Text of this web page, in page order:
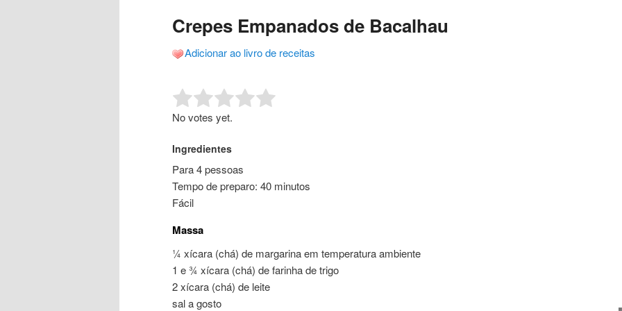
conteúdo
conteúdo
Crepes Empanados de Bacalhau
Adicionar ao livro de receitas
Rate this item:
No votes yet.
Ingredientes
Para 4 pessoas
Tempo de preparo: 40 minutos
Fácil
Massa
¼ xícara (chá) de margarina em temperatura ambiente
1 e ¾ xícara (chá) de farinha de trigo
2 xícara (chá) de leite
sal a gosto